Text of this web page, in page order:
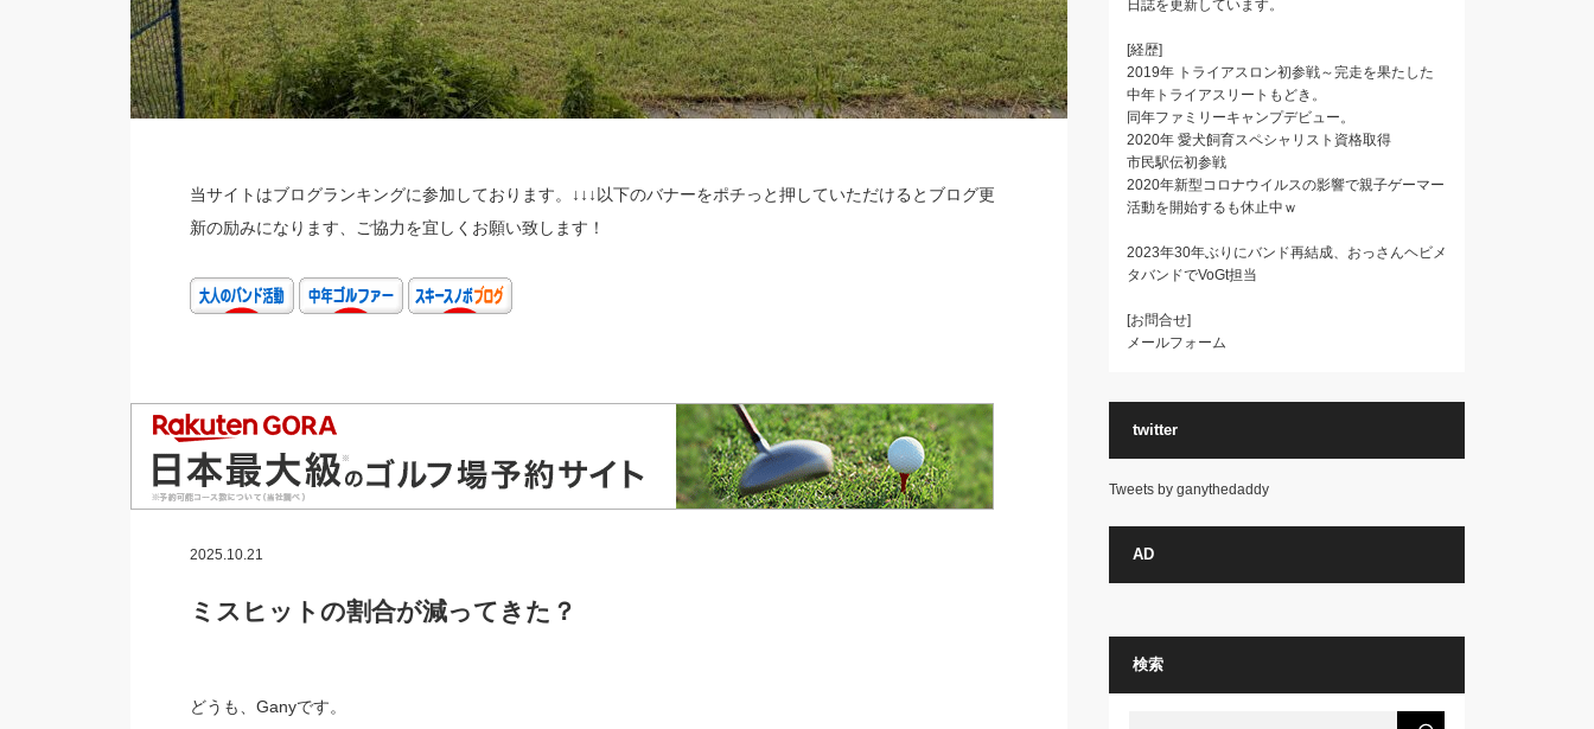
当サイトはブログランキングに参加しております。↓↓↓以下のバナーをポチっと押していただけるとブログ更
新の励みになります、ご協力を宜しくお願い致します！
2025.10.21
ミスヒットの割合が減ってきた？
どうも、Ganyです。
日誌を更新しています。
[経歴]
2019年 トライアスロン初参戦～完走を果たした
中年トライアスリートもどき。
同年ファミリーキャンプデビュー。
2020年 愛犬飼育スペシャリスト資格取得
市民駅伝初参戦
2020年新型コロナウイルスの影響で親子ゲーマー
活動を開始するも休止中ｗ
2023年30年ぶりにバンド再結成、おっさんヘビメ
タバンドでVoGt担当
[お問合せ]
メールフォーム
twitter
Tweets by ganythedaddy
AD
検索